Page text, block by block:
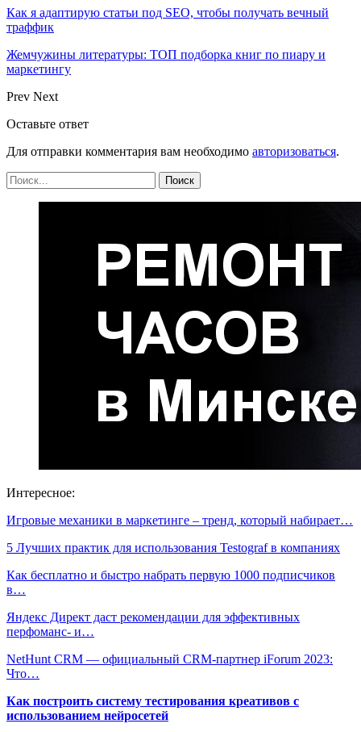
Как я адаптирую статьи под SEO, чтобы получать вечный
траффик
Жемчужины литературы: ТОП подборка книг по пиару и
маркетингу
Prev Next
Оставьте ответ
Для отправки комментария вам необходимо авторизоваться.
Интересное:
Игровые механики в маркетинге – тренд, который набирает…
5 Лучших практик для использования Testograf в компаниях
Как бесплатно и быстро набрать первую 1000 подписчиков
в…
Яндекс Директ даст рекомендации для эффективных
перфоманс- и…
NetHunt CRM — официальный CRM-партнер iForum 2023:
Что…
Как построить систему тестирования креативов с
использованием нейросетей